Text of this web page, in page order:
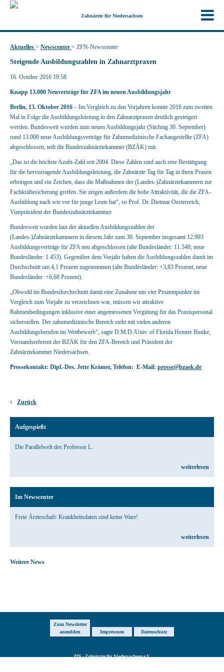
Zahnärzte für Niedersachsen
Aktuelles > Newscenter > ZFN-Newscenter
Steigende Ausbildungszahlen in Zahnarztpraxen
16. October 2016 19:58
Knapp 13.000 Neuverträge für ZFA im neuen Ausbildungsjahr
Berlin, 13. Oktober 2016 – Im Vergleich zu den Vorjahren konnte 2016 zum zweiten
Mal in Folge die Ausbildungsleistung in den Zahnarztpraxen deutlich gesteigert
werden. Bundesweit wurden zum neuen Ausbildungsjahr (Stichtag 30. September)
rund 13.000 neue Ausbildungsverträge für Zahnmedizinische Fachangestellte (ZFA)
abgeschlossen, teilt die Bundeszahnärztekammer (BZÄK) mit.
„Das ist die höchste Azubi-Zahl seit 2004. Diese Zahlen sind auch eine Bestätigung
für die hervorragende Ausbildungsleistung, die Zahnärzte Tag für Tag in ihren Praxen
erbringen und ein Zeichen, dass die Maßnahmen der (Landes-)Zahnärztekammern zur
Fachkräftesicherung greifen. Sie zeigen außerdem die hohe Attraktivität, die die ZFA-
Ausbildung nach wie vor für junge Leute hat“, so Prof. Dr. Dietmar Oesterreich,
Vizepräsident der Bundeszahnärztekammer.
Bundesweit wurden laut der aktuellen Ausbildungszahlen der
(Landes-)Zahnärztekammern in diesem Jahr zum 30. September insgesamt 12.993
Ausbildungsverträge für ZFA neu abgeschlossen (alte Bundesländer: 11.540; neue
Bundesländer: 1.453). Gegenüber dem Vorjahr haben die Ausbildungszahlen damit im
Durchschnitt um 4,1 Prozent zugenommen (alte Bundesländer: +3,83 Prozent; neue
Bundesländer: +6,68 Prozent).
„Obwohl im Bundesdurchschnitt damit eine Zunahme um vier Prozentpunkte im
Vergleich zum Vorjahr zu verzeichnen war, müssen wir attraktive
Rahmenbedingungen inklusive einer angemessenen Vergütung für das Praxispersonal
sicherstellen. Der zahnmedizinische Bereich steht mit vielen anderen
Ausbildungsberufen im Wettbewerb“, sagte D.M.D./Univ. of Florida Henner Bunke,
Vorstandsreferent der BZÄK für den ZFA-Bereich und Präsident der
Zahnärztekammer Niedersachsen.
Pressekontakt: Dipl.-Des. Jette Krämer, Telefon: E-Mail: presse@bzaek.de
Zurück
Aufgespießt
Die Parallelwelt des Professor L.
weiterlesen
Im Newscenter
Freie Ärzteschaft: Krankheitsdaten sind keine Ware!
weiterlesen
Weitere News
ZfN - Zahnärzte für Niedersachsen e.V.
Zum Newsletter
anmelden
Impressum Datenschutz